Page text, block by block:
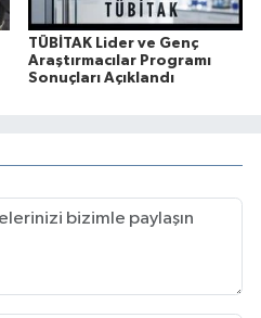
TÜBİTAK Lider ve Genç
Araştırmacılar Programı
Sonuçları Açıklandı